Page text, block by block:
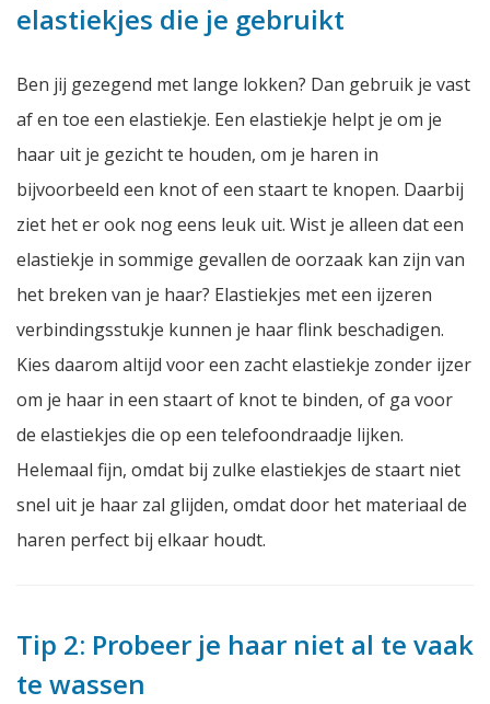
elastiekjes die je gebruikt
Ben jij gezegend met lange lokken? Dan gebruik je vast
af en toe een elastiekje. Een elastiekje helpt je om je
haar uit je gezicht te houden, om je haren in
bijvoorbeeld een knot of een staart te knopen. Daarbij
ziet het er ook nog eens leuk uit. Wist je alleen dat een
elastiekje in sommige gevallen de oorzaak kan zijn van
het breken van je haar? Elastiekjes met een ijzeren
verbindingsstukje kunnen je haar flink beschadigen.
Kies daarom altijd voor een zacht elastiekje zonder ijzer
om je haar in een staart of knot te binden, of ga voor
de elastiekjes die op een telefoondraadje lijken.
Helemaal fijn, omdat bij zulke elastiekjes de staart niet
snel uit je haar zal glijden, omdat door het materiaal de
haren perfect bij elkaar houdt.
Tip 2: Probeer je haar niet al te vaak
te wassen